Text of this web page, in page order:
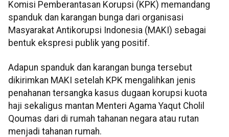
Komisi Pemberantasan Korupsi (KPK) memandang
spanduk dan karangan bunga dari organisasi
Masyarakat Antikorupsi Indonesia (MAKI) sebagai
bentuk ekspresi publik yang positif.
Adapun spanduk dan karangan bunga tersebut
dikirimkan MAKI setelah KPK mengalihkan jenis
penahanan tersangka kasus dugaan korupsi kuota
haji sekaligus mantan Menteri Agama Yaqut Cholil
Qoumas dari di rumah tahanan negara atau rutan
menjadi tahanan rumah.